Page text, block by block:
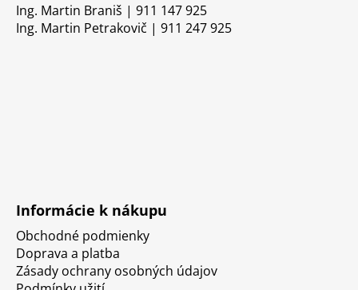
Ing. Martin Braniš | 911 147 925
Ing. Martin Petrakovič | 911 247 925
Informácie k nákupu
Obchodné podmienky
Doprava a platba
Zásady ochrany osobných údajov